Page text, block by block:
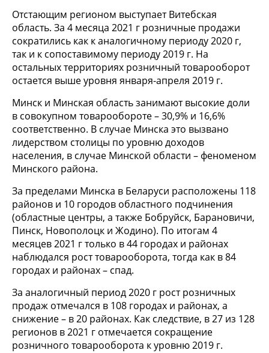
Отстающим регионом выступает Витебская
область. За 4 месяца 2021 г розничные продажи
сократились как к аналогичному периоду 2020 г,
так и к сопоставимому периоду 2019 г. На
остальных территориях розничный товарооборот
остается выше уровня января-апреля 2019 г.
Минск и Минская область занимают высокие доли
в совокупном товарообороте – 30,9% и 16,6%
соответственно. В случае Минска это вызвано
лидерством столицы по уровню доходов
населения, в случае Минской области – феноменом
Минского района.
За пределами Минска в Беларуси расположены 118
районов и 10 городов областного подчинения
(областные центры, а также Бобруйск, Барановичи,
Пинск, Новополоцк и Жодино). По итогам 4
месяцев 2021 г только в 44 городах и районах
наблюдался рост товарооборота, тогда как в 84
городах и районах – спад.
За аналогичный период 2020 г рост розничных
продаж отмечался в 108 городах и районах, а
снижение – в 20 районах. Как следствие, в 27 из 128
регионов в 2021 г отмечается сокращение
розничного товарооборота к уровню 2019 г.